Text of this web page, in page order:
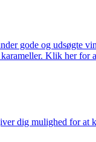
gode og udsøgte
Klik her for
dig mulighed for at